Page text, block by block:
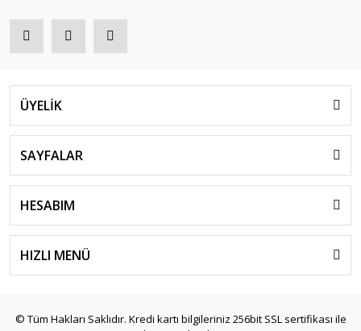
ÜYELİK
SAYFALAR
HESABIM
HIZLI MENÜ
© Tüm Hakları Saklıdır. Kredi kartı bilgileriniz 256bit SSL sertifikası ile